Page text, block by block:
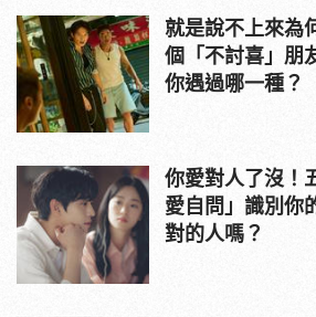
就是說不上來為
個「不討喜」朋
你遇過哪一種？
你愛對人了沒！
愛自問」識別你
對的人嗎？